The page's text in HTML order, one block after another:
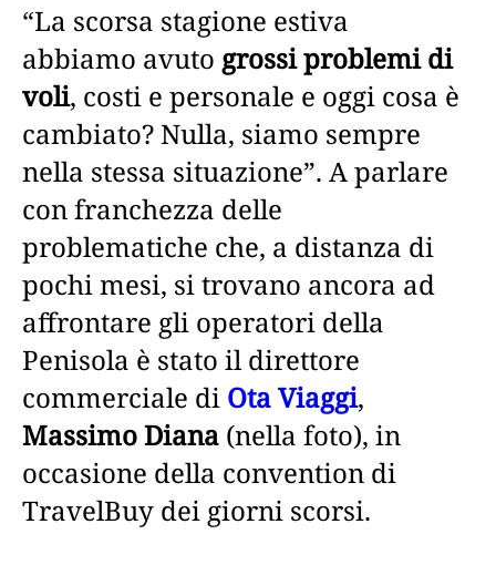
“La scorsa stagione estiva
abbiamo avuto grossi problemi di
voli, costi e personale e oggi cosa è
cambiato? Nulla, siamo sempre
nella stessa situazione”. A parlare
con franchezza delle
problematiche che, a distanza di
pochi mesi, si trovano ancora ad
affrontare gli operatori della
Penisola è stato il direttore
commerciale di Ota Viaggi,
Massimo Diana (nella foto), in
occasione della convention di
TravelBuy dei giorni scorsi.